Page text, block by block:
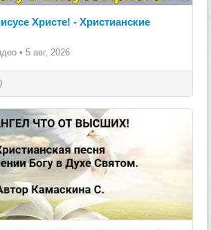
Христе! - Христианские
• 5 авг, 2026